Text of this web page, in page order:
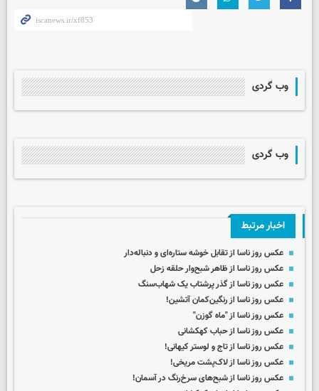
وب گردی
وب گردی
اخبار مرتبط
عکس روز ناسا از تقابل خوشه ستاره‌ای و دنباله‌دار
عکس روز ناسا از ظاهر شبح‌وار حلقه زحل
عکس روز ناسا از گذر پرشتاب یک شهاب‌سنگ
عکس روز ناسا از رنگین‌کمان آتشین!
عکس روز ناسا از "ماه گوزن"
عکس روز ناسا از حباب کهکشانی
عکس روز ناسا از تاج و لوستر کیهانی!
عکس روز ناسا از لاک‌پشت مریخی!
عکس روز ناسا از شبح‌های سرخ‌رنگ در آسمان!